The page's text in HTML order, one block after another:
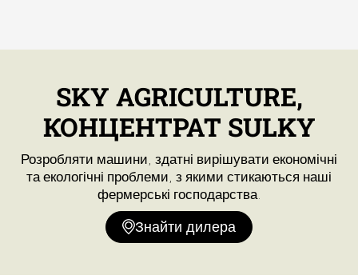
SKY AGRICULTURE,
КОНЦЕНТРАТ SULKY
Розробляти машини, здатні вирішувати економічні
та екологічні проблеми, з якими стикаються наші
фермерські господарства.
Знайти дилера